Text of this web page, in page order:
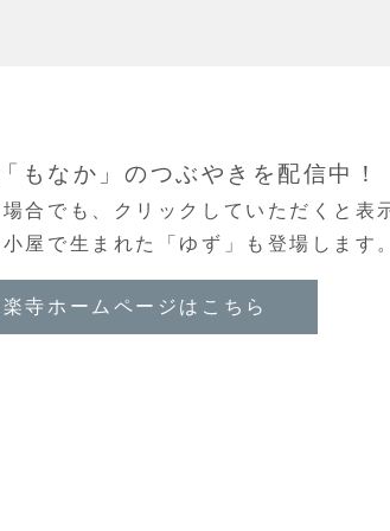
もなか」のつぶやきを配信中！
合でも、クリックしていただくと表
屋で生まれた「ゆず」も登場します。
寺ホームページはこちら